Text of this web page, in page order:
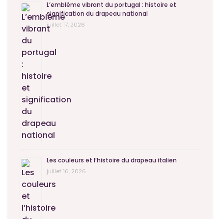
L’emblème vibrant du portugal : histoire et
signification du drapeau national
juillet 17, 2026
Les couleurs et l’histoire du drapeau italien
juillet 16, 2026